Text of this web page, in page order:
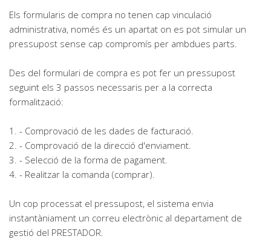
Els formularis de compra no tenen cap vinculació
administrativa, només és un apartat on es pot simular un
pressupost sense cap compromís per ambdues parts.
Des del formulari de compra es pot fer un pressupost
seguint els 3 passos necessaris per a la correcta
formalització:
1. - Comprovació de les dades de facturació.
2. - Comprovació de la direcció d'enviament.
3. - Selecció de la forma de pagament.
4. - Realitzar la comanda (comprar).
Un cop processat el pressupost, el sistema envia
instantàniament un correu electrònic al departament de
gestió del PRESTADOR.